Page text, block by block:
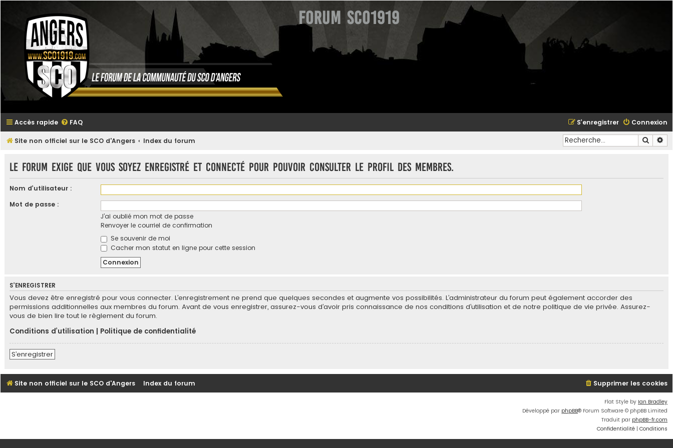
Forum SCO1919
Accès rapide FAQ Connexion
S’enregistrer
Site non officiel sur le SCO d'Angers Index du forum
Le forum exige que vous soyez enregistré et connecté pour pouvoir consulter le profil des membres.
Nom d’utilisateur :
Mot de passe :
J’ai oublié mon mot de passe
Renvoyer le courriel de confirmation
Se souvenir de moi
Cacher mon statut en ligne pour cette session
S’ENREGISTRER
Vous devez être enregistré pour vous connecter. L’enregistrement ne prend que quelques secondes et augmente vos possibilités. L’administrateur du forum peut également accorder des
permissions additionnelles aux membres du forum. Avant de vous enregistrer, assurez-vous d’avoir pris connaissance de nos conditions d’utilisation et de notre politique de vie privée. Assurez-
vous de bien lire tout le règlement du forum.
Conditions d’utilisation
Politique de confidentialité
S’enregistrer
Site non officiel sur le SCO d'Angers Index du forum Supprimer les cookies
Flat Style by Ian Bradley
Développé par phpBB® Forum Software © phpBB Limited
Traduit par phpBB-fr.com
Confidentialité | Conditions